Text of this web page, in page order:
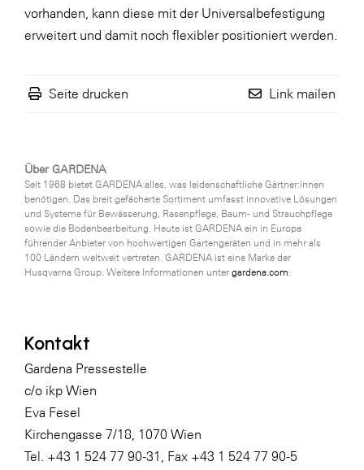
vorhanden, kann diese mit der Universalbefestigung
erweitert und damit noch flexibler positioniert werden.
Seite drucken Link mailen
Über GARDENA
Seit 1968 bietet GARDENA alles, was leidenschaftliche Gärtner:innen
benötigen. Das breit gefächerte Sortiment umfasst innovative Lösungen
und Systeme für Bewässerung, Rasenpflege, Baum- und Strauchpflege
sowie die Bodenbearbeitung. Heute ist GARDENA ein in Europa
führender Anbieter von hochwertigen Gartengeräten und in mehr als
100 Ländern weltweit vertreten. GARDENA ist eine Marke der
Husqvarna Group. Weitere Informationen unter gardena.com.
Kontakt
Gardena Pressestelle
c/o ikp Wien
Eva Fesel
Kirchengasse 7/18, 1070 Wien
Tel. +43 1 524 77 90-31, Fax +43 1 524 77 90-5